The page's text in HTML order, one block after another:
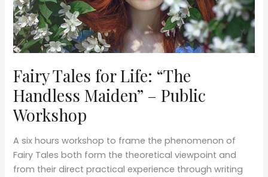
Fairy Tales for Life: “The
Handless Maiden” – Public
Workshop
A six hours workshop to frame the phenomenon of
Fairy Tales both form the theoretical viewpoint and
from their direct practical experience through writing